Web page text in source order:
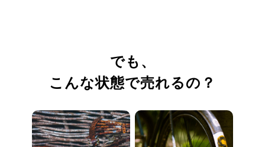
でも、
こんな状態で売れるの？